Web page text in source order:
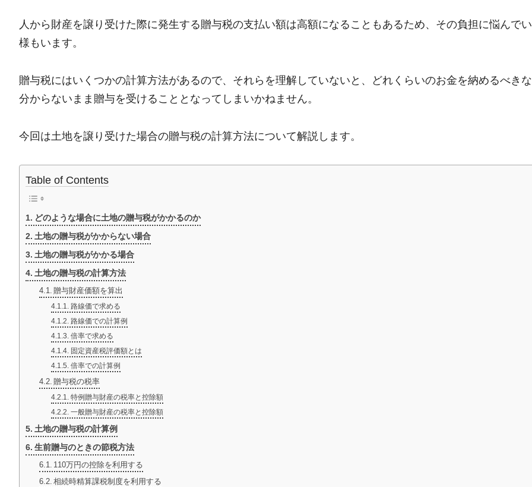
人から財産を譲り受けた際に発生する贈与税の支払い額は高額になることもあるため、その負担に悩んで
様もいます。
贈与税にはいくつかの計算方法があるので、それらを理解していないと、どれくらいのお金を納めるべき
分からないまま贈与を受けることとなってしまいかねません。
今回は土地を譲り受けた場合の贈与税の計算方法について解説します。
Table of Contents
どのような場合に土地の贈与税がかかるのか
土地の贈与税がかからない場合
土地の贈与税がかかる場合
土地の贈与税の計算方法
贈与財産価額を算出
路線価で求める
路線価での計算例
倍率で求める
固定資産税評価額とは
倍率での計算例
贈与税の税率
特例贈与財産の税率と控除額
一般贈与財産の税率と控除額
土地の贈与税の計算例
生前贈与のときの節税方法
110万円の控除を利用する
相続時精算課税制度を利用する